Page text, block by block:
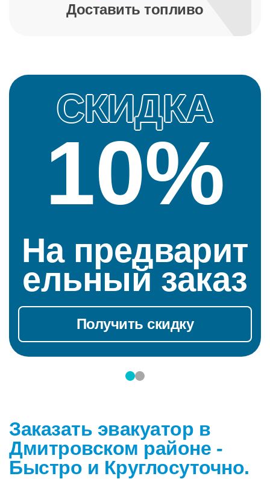
Доставить топливо
СКИДКА
10%
На предварит
ельный заказ
Получить скидку
Заказать эвакуатор в
Дмитровском районе -
Быстро и Круглосуточно.